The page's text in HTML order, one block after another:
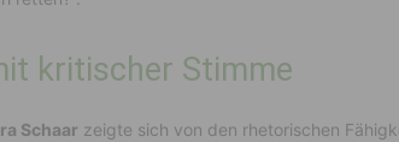
kritischer Stimme
Schaar zeigte sich von den rhetorischen